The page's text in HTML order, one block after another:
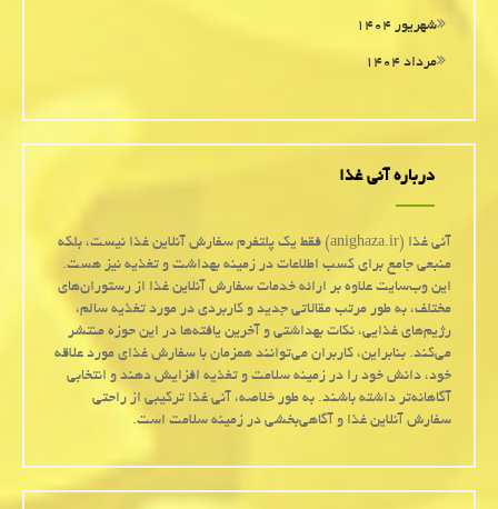
شهریور ۱۴۰۴
مرداد ۱۴۰۴
درباره آنی غذا
آنی غذا (anighaza.ir) فقط یک پلتفرم سفارش آنلاین غذا نیست، بلکه
منبعی جامع برای کسب اطلاعات در زمینه بهداشت و تغذیه نیز هست.
این وب‌سایت علاوه بر ارائه خدمات سفارش آنلاین غذا از رستوران‌های
مختلف، به طور مرتب مقالاتی جدید و کاربردی در مورد تغذیه سالم،
رژیم‌های غذایی، نکات بهداشتی و آخرین یافته‌ها در این حوزه منتشر
می‌کند. بنابراین، کاربران می‌توانند همزمان با سفارش غذای مورد علاقه
خود، دانش خود را در زمینه سلامت و تغذیه افزایش دهند و انتخابی
آگاهانه‌تر داشته باشند. به طور خلاصه، آنی غذا ترکیبی از راحتی
سفارش آنلاین غذا و آگاهی‌بخشی در زمینه سلامت است.